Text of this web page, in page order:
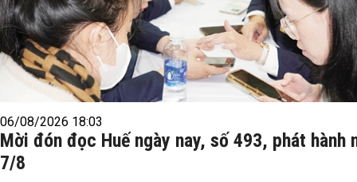
06/08/2026 18:03
Mời đón đọc Huế ngày nay, số 493, phát hành
7/8